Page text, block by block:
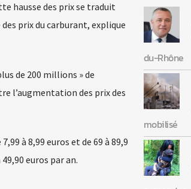
hausse des prix se traduit
prix du carburant, explique
de 200 millions » de
l’augmentation des prix des
à 8,99 euros et de 69 à 89,9
euros par an.
du-Rhône
mobilisé